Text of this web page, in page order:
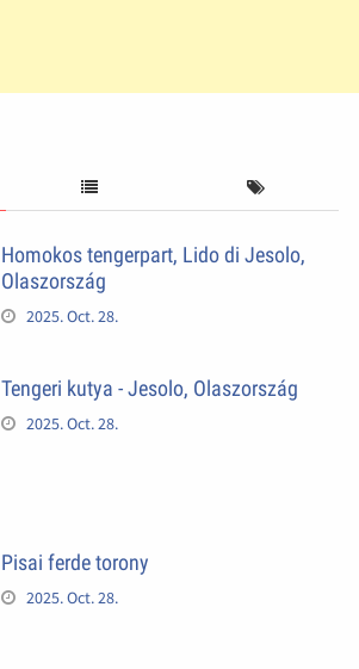
Homokos tengerpart, Lido di Jesolo,
Olaszország
2025. Oct. 28.
Tengeri kutya - Jesolo, Olaszország
2025. Oct. 28.
Pisai ferde torony
2025. Oct. 28.